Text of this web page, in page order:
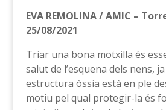
EVA REMOLINA / AMIC –
25/08/2021
Triar una bona motxilla és
salut de l’esquena dels nens,
estructura òssia està en ple
motiu pel qual protegir-la és